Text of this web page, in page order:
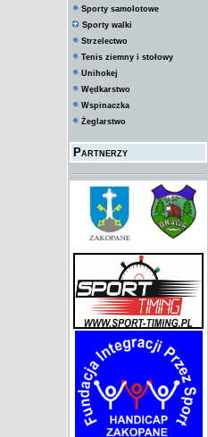
Sporty samolotowe
Sporty walki
Strzelectwo
Tenis ziemny i stołowy
Unihokej
Wędkarstwo
Wspinaczka
Żeglarstwo
Partnerzy